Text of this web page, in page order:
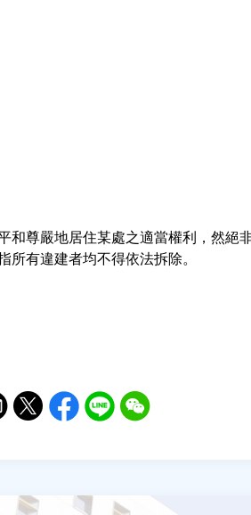
和尊嚴地居住某處之適當權利，然絕
有違建者均不得依法拆除。